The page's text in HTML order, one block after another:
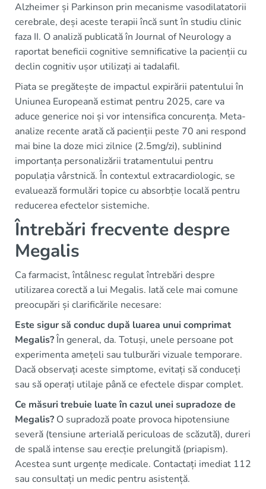
Alzheimer și Parkinson prin mecanisme vasodilatatorii
cerebrale, deși aceste terapii încă sunt în studiu clinic
faza II. O analiză publicată în Journal of Neurology a
raportat beneficii cognitive semnificative la pacienții cu
declin cognitiv ușor utilizați ai tadalafil.
Piata se pregătește de impactul expirării patentului în
Uniunea Europeană estimat pentru 2025, care va
aduce generice noi și vor intensifica concurența. Meta-
analize recente arată că pacienții peste 70 ani respond
mai bine la doze mici zilnice (2.5mg/zi), sublinind
importanța personalizării tratamentului pentru
populația vârstnică. În contextul extracardiologic, se
evaluează formulări topice cu absorbție locală pentru
reducerea efectelor sistemiche.
Întrebări frecvente despre
Megalis
Ca farmacist, întâlnesc regulat întrebări despre
utilizarea corectă a lui Megalis. Iată cele mai comune
preocupări și clarificările necesare:
Este sigur să conduc după luarea unui comprimat
Megalis?În general, da. Totuși, unele persoane pot
experimenta amețeli sau tulburări vizuale temporare.
Dacă observați aceste simptome, evitați să conduceți
sau să operați utilaje până ce efectele dispar complet.
Ce măsuri trebuie luate în cazul unei supradoze de
Megalis? O supradoză poate provoca hipotensiune
severă (tensiune arterială periculoas de scăzută), dureri
de spală intense sau erecție prelungită (priapism).
Acestea sunt urgențe medicale. Contactați imediat 112
sau consultați un medic pentru asistență.